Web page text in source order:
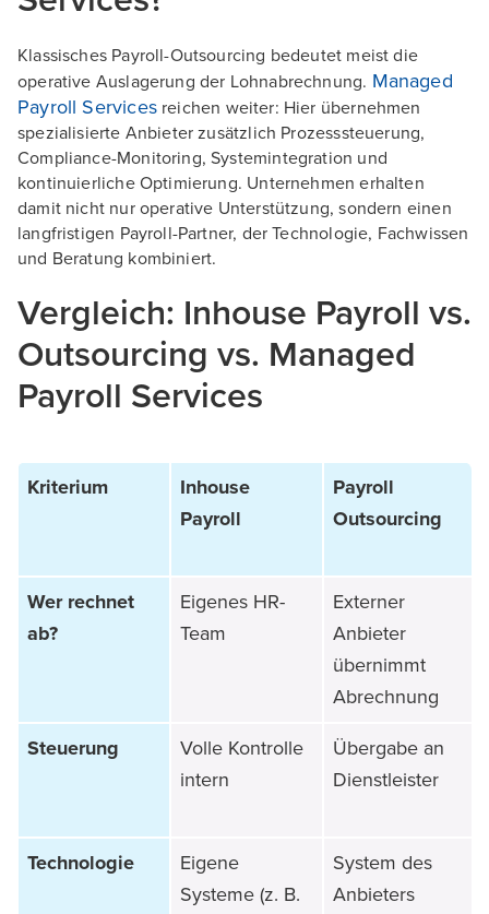
Klassisches Payroll-Outsourcing bedeutet meist die
operative Auslagerung der Lohnabrechnung. Managed
Payroll Servicesreichen weiter: Hier übernehmen
spezialisierte Anbieter zusätzlich Prozesssteuerung,
Compliance-Monitoring, Systemintegration und
kontinuierliche Optimierung. Unternehmen erhalten
damit nicht nur operative Unterstützung, sondern einen
langfristigen Payroll-Partner, der Technologie, Fachwissen
und Beratung kombiniert.
Vergleich: Inhouse Payroll vs.
Outsourcing vs. Managed
Payroll Services
Kriterium
Inhouse
Payroll
Payroll
Outsourcing
Wer rechnet
ab?
Eigenes HR-
Team
Externer
Anbieter
übernimmt
Abrechnung
Steuerung
Volle Kontrolle
intern
Übergabe an
Dienstleister
Technologie
Eigene
Systeme (z. B.
System des
Anbieters